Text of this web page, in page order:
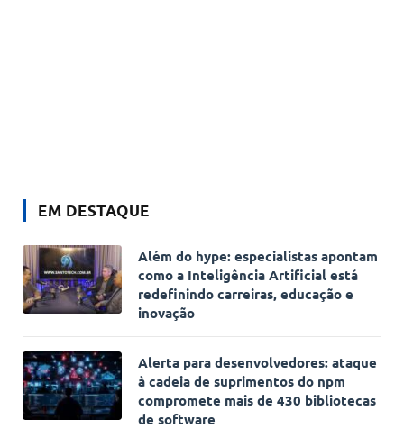
EM DESTAQUE
Além do hype: especialistas apontam
como a Inteligência Artificial está
redefinindo carreiras, educação e
inovação
Alerta para desenvolvedores: ataque
à cadeia de suprimentos do npm
compromete mais de 430 bibliotecas
de software